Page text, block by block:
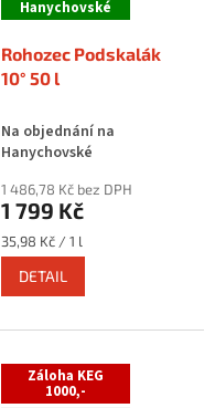
Hanychovské
Rohozec Podskalák
10° 50 l
Na objednání na
Hanychovské
1 486,78 Kč bez DPH
1 799 Kč
Měrná
cena:
35,98 Kč / 1 l
DETAIL
Záloha KEG
1000,-